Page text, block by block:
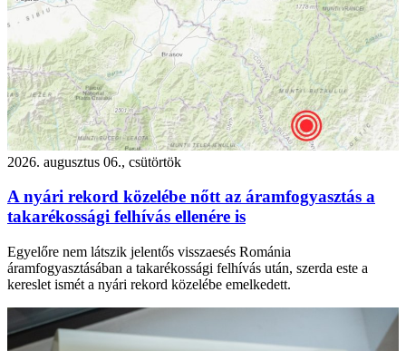
2026. augusztus 06., csütörtök
A nyári rekord közelébe nőtt az áramfogyasztás a
takarékossági felhívás ellenére is
Egyelőre nem látszik jelentős visszaesés Románia
áramfogyasztásában a takarékossági felhívás után, szerda este a
kereslet ismét a nyári rekord közelébe emelkedett.